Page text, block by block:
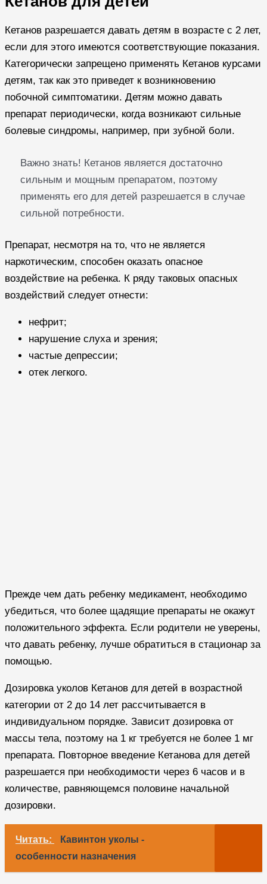
Кетанов разрешается давать детям в возрасте с 2 лет,
если для этого имеются соответствующие показания.
Категорически запрещено применять Кетанов курсами
детям, так как это приведет к возникновению
побочной симптоматики. Детям можно давать
препарат периодически, когда возникают сильные
болевые синдромы, например, при зубной боли.
Важно знать! Кетанов является достаточно
сильным и мощным препаратом, поэтому
применять его для детей разрешается в случае
сильной потребности.
Препарат, несмотря на то, что не является
наркотическим, способен оказать опасное
воздействие на ребенка. К ряду таковых опасных
воздействий следует отнести:
нефрит;
нарушение слуха и зрения;
частые депрессии;
отек легкого.
Прежде чем дать ребенку медикамент, необходимо
убедиться, что более щадящие препараты не окажут
положительного эффекта. Если родители не уверены,
что давать ребенку, лучше обратиться в стационар за
помощью.
Дозировка уколов Кетанов для детей в возрастной
категории от 2 до 14 лет рассчитывается в
индивидуальном порядке. Зависит дозировка от
массы тела, поэтому на 1 кг требуется не более 1 мг
препарата. Повторное введение Кетанова для детей
разрешается при необходимости через 6 часов и в
количестве, равняющемся половине начальной
дозировки.
Читать:
Кавинтон уколы -
особенности назначения